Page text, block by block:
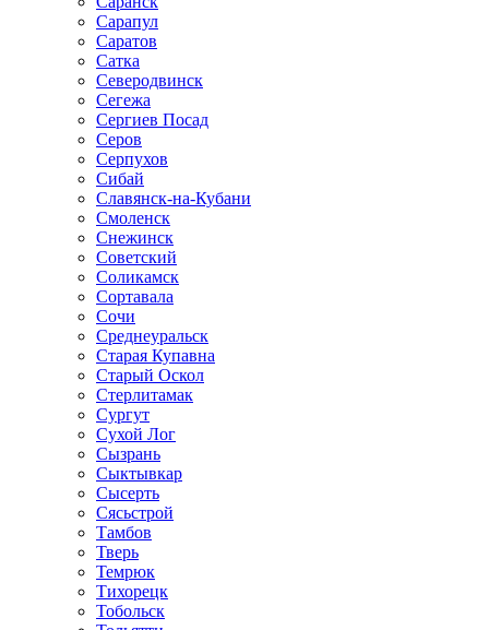
Сарапул
Саратов
Сатка
Северодвинск
Сегежа
Сергиев Посад
Серов
Серпухов
Сибай
Славянск-на-Кубани
Смоленск
Снежинск
Советский
Соликамск
Сортавала
Сочи
Среднеуральск
Старая Купавна
Старый Оскол
Стерлитамак
Сургут
Сухой Лог
Сызрань
Сыктывкар
Сысерть
Сясьстрой
Тамбов
Тверь
Темрюк
Тихорецк
Тобольск